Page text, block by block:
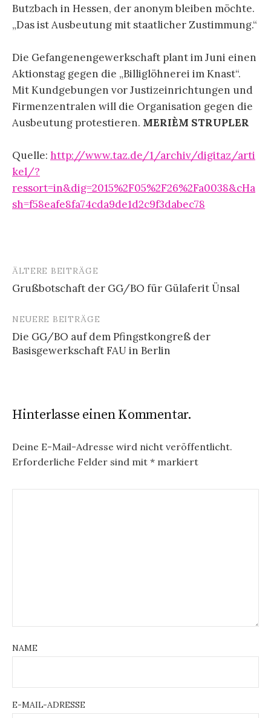
Butzbach in Hessen, der anonym bleiben möchte.
„Das ist Ausbeutung mit staatlicher Zustimmung.“
Die Gefangenengewerkschaft plant im Juni einen
Aktionstag gegen die „Billiglöhnerei im Knast“.
Mit Kundgebungen vor Justizeinrichtungen und
Firmenzentralen will die Organisation gegen die
Ausbeutung protestieren. MERIÈM STRUPLER
Quelle: http://www.taz.de/1/archiv/digitaz/arti
kel/?
ressort=in&dig=2015%2F05%2F26%2Fa0038&cHa
sh=f58eafe8fa74cda9de1d2c9f3dabec78
Beitragsnavigation
ÄLTERE BEITRÄGE
Grußbotschaft der GG/BO für Gülaferit Ünsal
NEUERE BEITRÄGE
Die GG/BO auf dem Pfingstkongreß der
Basisgewerkschaft FAU in Berlin
Hinterlasse einen Kommentar.
Deine E-Mail-Adresse wird nicht veröffentlicht.
Erforderliche Felder sind mit * markiert
NAME
E-MAIL-ADRESSE